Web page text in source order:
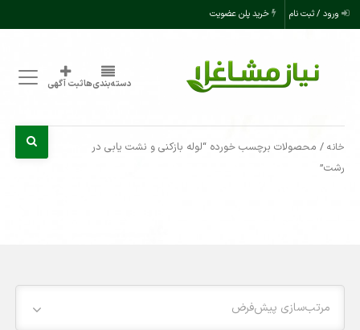
ورود / ثبت نام خرید پلن عضویت
دسته‌بندی‌هاثبت آگهی
خانه / محصولات برچسب خورده “لوله بازکنی و نشت یابی در
رشت”
مرتب‌سازی پیش‌فرض